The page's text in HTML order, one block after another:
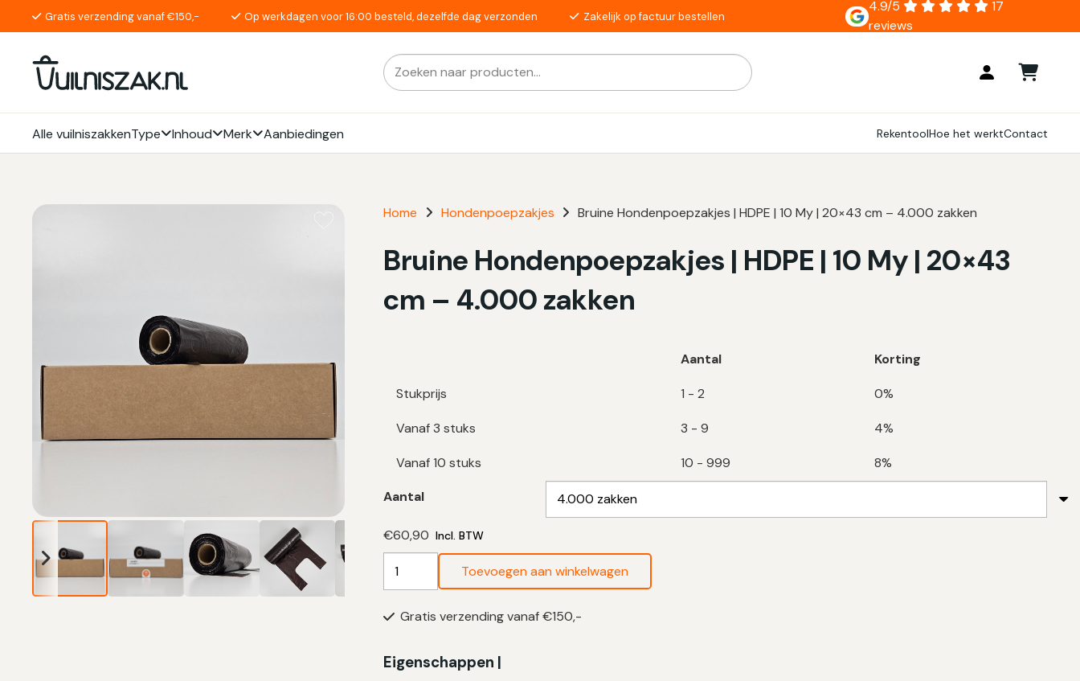
Gratis verzending vanaf €150,- Op werkdagen voor 16:00 besteld, dezelfde dag verzonden Zakelijk op factuur bestellen
4.9/5
17
reviews
Zoeken
naar:
Als de resultaten voor automatisch aanvullen beschikbaar zijn, gebruik de pijlen om omhoog en omlaag te gaan
Alle vuilniszakkenType Inhoud Merk Aanbiedingen RekentoolHoe het werktContact
Home Hondenpoepzakjes Bruine Hondenpoepzakjes | HDPE | 10 My | 20×43 cm – 4.000 zakken
Bruine Hondenpoepzakjes | HDPE | 10 My | 20×43
cm – 4.000 zakken
Aantal Korting
Stukprijs 1 - 2 0%
Vanaf 3 stuks 3 - 9 4%
Vanaf 10 stuks 10 - 999
8%
Aantal
€60,90 Incl. BTW
Hondenpoepzakjes
HDPE
10
Toevoegen aan winkelwagen
Gratis verzending vanaf €150,-
Eigenschappen |